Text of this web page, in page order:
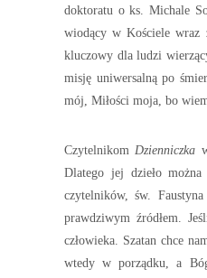
doktoratu o ks. Michale
wiodący w Kościele wraz
kluczowy dla ludzi
misję uniwersalną po
mój, Miłości moja, bo
CzytelnikomDzienniczka
Dlatego jej dzieło
czytelników, św.
prawdziwym źródłem.
człowieka. Szatan chce
wtedy w porządku, a